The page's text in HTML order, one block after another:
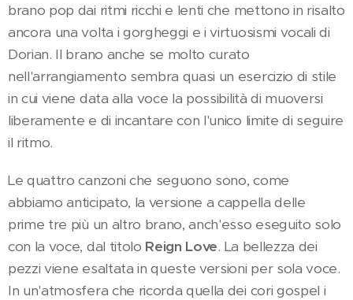
brano pop dai ritmi ricchi e lenti che mettono in risalto
ancora una volta i gorgheggi e i virtuosismi vocali di
Dorian. Il brano anche se molto curato
nell'arrangiamento sembra quasi un esercizio di stile
in cui viene data alla voce la possibilità di muoversi
liberamente e di incantare con l'unico limite di seguire
il ritmo.
Le quattro canzoni che seguono sono, come
abbiamo anticipato, la versione a cappella delle
prime tre più un altro brano, anch'esso eseguito solo
con la voce, dal titolo Reign Love. La bellezza dei
pezzi viene esaltata in queste versioni per sola voce.
In un'atmosfera che ricorda quella dei cori gospel i